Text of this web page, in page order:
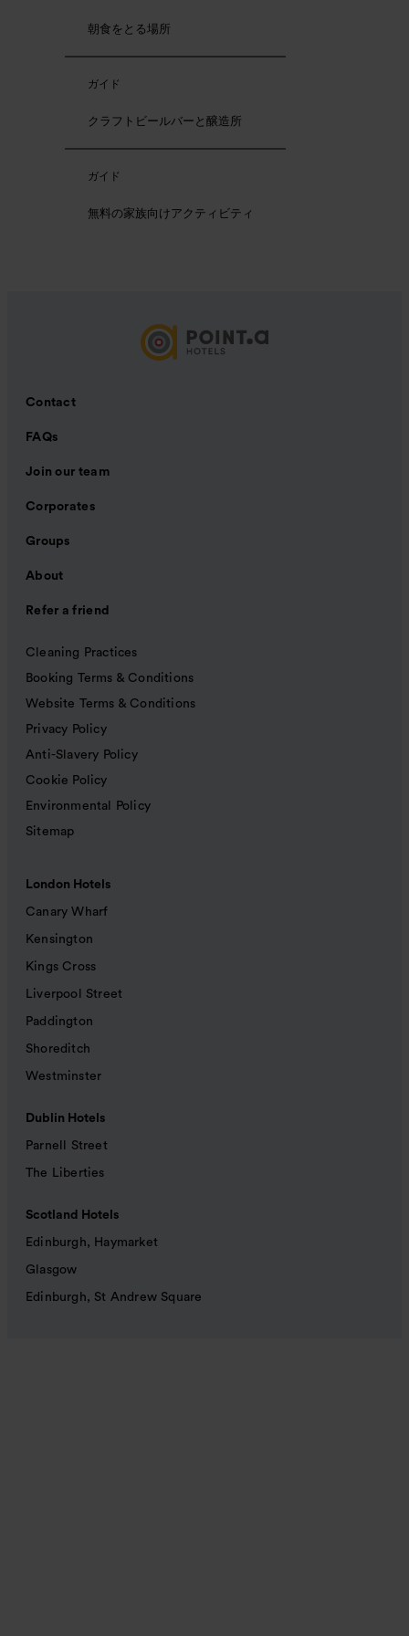
朝食をとる場所
ガイド
クラフトビールバーと醸造所
ガイド
無料の家族向けアクティビティ
Contact
FAQs
Join our team
Corporates
Groups
About
Refer a friend
Cleaning Practices
Booking Terms & Conditions
Website Terms & Conditions
Privacy Policy
Anti-Slavery Policy
Cookie Policy
Environmental Policy
Sitemap
London Hotels
Canary Wharf
Kensington
Kings Cross
Liverpool Street
Paddington
Shoreditch
Westminster
Dublin Hotels
Parnell Street
The Liberties
Scotland Hotels
Edinburgh, Haymarket
Glasgow
Edinburgh, St Andrew Square